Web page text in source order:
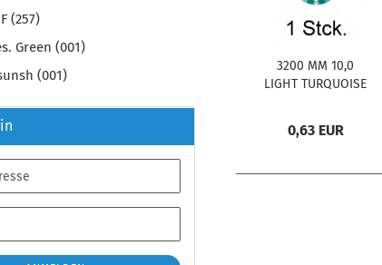
3200 MM 10,0
LIGHT TURQUOISE
0,63 EUR
(257)
Green (001)
(001)